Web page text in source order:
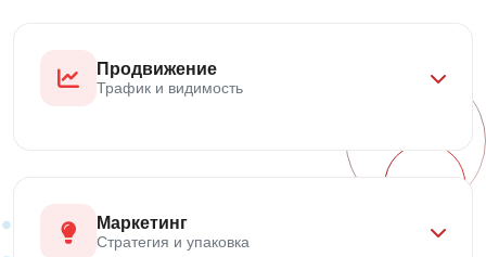
Продвижение
Трафик и видимость
Маркетинг
Стратегия и упаковка